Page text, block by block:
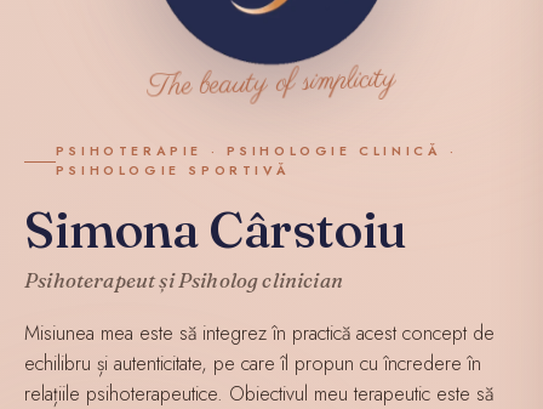
PSIHOTERAPIE · PSIHOLOGIE CLINICĂ ·
PSIHOLOGIE SPORTIVĂ
Simona Cârstoiu
Psihoterapeut și Psiholog clinician
Misiunea mea este să integrez în practică acest concept de
echilibru și autenticitate, pe care îl propun cu încredere în
relațiile psihoterapeutice. Obiectivul meu terapeutic este să
The beauty of simplicity